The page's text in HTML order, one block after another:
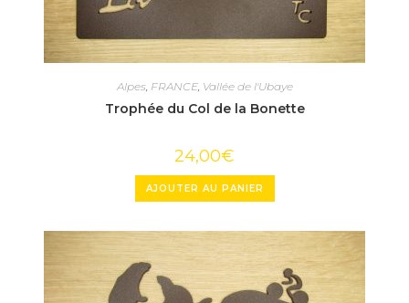
Alpes FRANCE, Vallée de l'Ubaye
Trophée du Col de la Bonette
24,00€
AJOUTER AU PANIER